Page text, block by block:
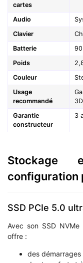
cartes
Audio
Clavier
Batterie
Poids
Couleur
Usage
recommandé
Garantie
constructeur
3
configuration
SSD PCIe 5.0
Avec son SSD
offre :
des démarrages